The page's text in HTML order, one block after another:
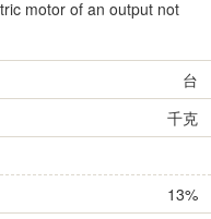
motor of an output not
台
千克
13%